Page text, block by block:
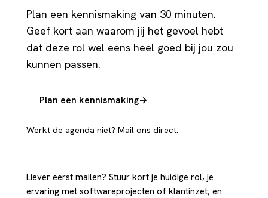
Plan een kennismaking van 30 minuten.
Geef kort aan waarom jij het gevoel hebt
dat deze rol wel eens heel goed bij jou zou
kunnen passen.
Plan een kennismaking→
Werkt de agenda niet? Mail ons direct.
Liever eerst mailen? Stuur kort je huidige rol, je
ervaring met softwareprojecten of klantinzet, en